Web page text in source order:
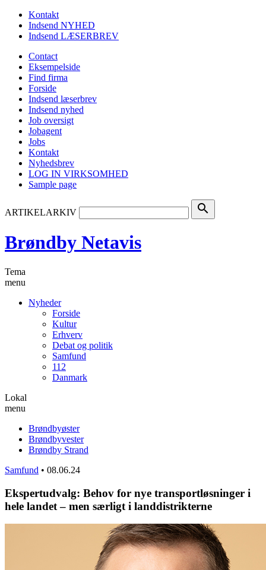
Kontakt
Indsend NYHED
Indsend LÆSERBREV
Contact
Eksempelside
Find firma
Forside
Indsend læserbrev
Indsend nyhed
Job oversigt
Jobagent
Jobs
Kontakt
Nyhedsbrev
LOG IN VIRKSOMHED
Sample page
ARTIKELARKIV search
Brøndby Netavis
Tema
menu
Nyheder
Forside
Kultur
Erhverv
Debat og politik
Samfund
112
Danmark
Lokal
menu
Brøndbyøster
Brøndbyvester
Brøndby Strand
Samfund • 08.06.24
Ekspertudvalg: Behov for nye transportløsninger i
hele landet – men særligt i landdistrikterne